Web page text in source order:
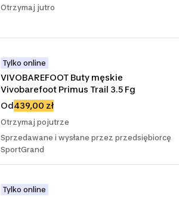
Otrzymaj jutro
Tylko online
VIVOBAREFOOT Buty męskie
Vivobarefoot Primus Trail 3.5 Fg
Od439,00 zł
Otrzymaj pojutrze
Sprzedawane i wysłane przez przedsiębiorcę
SportGrand
Tylko online